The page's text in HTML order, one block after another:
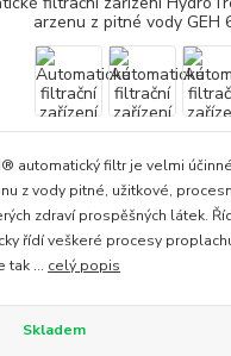
automatický filtr je velmi
z vody pitné, užitkové,
zdraví prospěšných látek.
řídí veškeré procesy
tak ... celý popis
Skladem